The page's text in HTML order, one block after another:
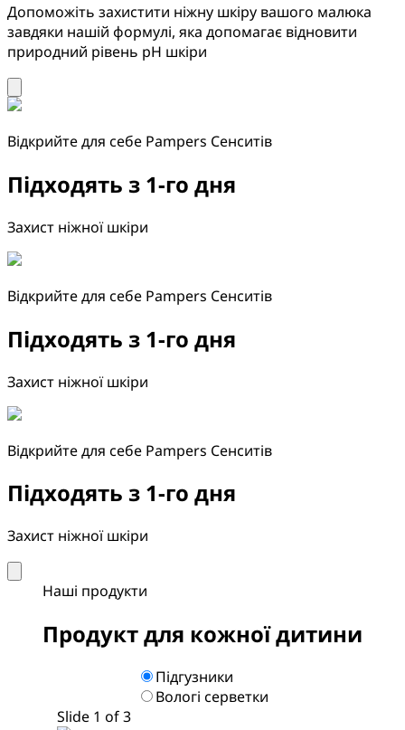
Допоможіть захистити ніжну шкіру вашого малюка
завдяки нашій формулі, яка допомагає відновити
природний рівень pH шкіри
Відкрийте для себе Pampers Сенситів
Підходять з 1‑го дня
Захист ніжної шкіри
Відкрийте для себе Pampers Сенситів
Підходять з 1‑го дня
Захист ніжної шкіри
Відкрийте для себе Pampers Сенситів
Підходять з 1‑го дня
Захист ніжної шкіри
Наші продукти
Продукт для кожної дитини
Підгузники
Вологі серветки
Slide 1 of 3